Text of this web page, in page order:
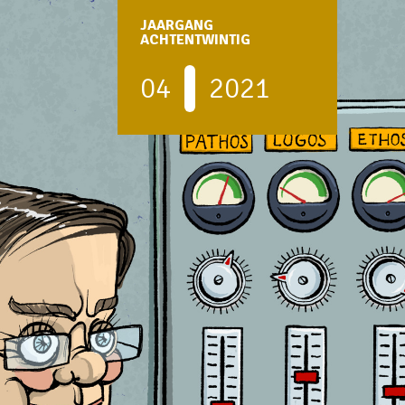
JAARGANG
ACHTENTWINTIG
04 2021